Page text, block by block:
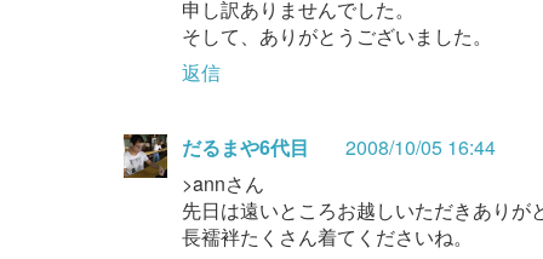
申し訳ありませんでした。
そして、ありがとうございました。
返信
だるまや6代目
2008/10/05 16:44
>annさん
先日は遠いところお越しいただきありが
長襦袢たくさん着てくださいね。